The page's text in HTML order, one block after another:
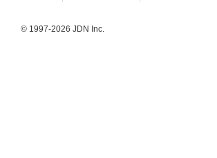
© 1997-2026 JDN Inc.